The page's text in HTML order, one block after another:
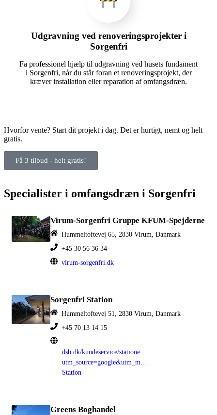
Udgravning ved renoveringsprojekter i
Sorgenfri
Få professionel hjælp til udgravning ved husets fundament
i Sorgenfri, når du står foran et renoveringsprojekt, der
kræver installation eller reparation af omfangsdræn.
Hvorfor vente? Start dit projekt i dag. Det er hurtigt, nemt og helt
gratis.
Få 3 tilbud - helt gratis!
Specialister i omfangsdræn i Sorgenfri
Virum-Sorgenfri Gruppe KFUM-Spejderne
Hummeltoftevej 65, 2830 Virum, Danmark
+45 30 56 36 34
virum-sorgenfri.dk
Sorgenfri Station
Hummeltoftevej 51, 2830 Virum, Danmark
+45 70 13 14 15
dsb.dk/kundeservice/stationer/sorgenfri/?
Station
Greens Boghandel